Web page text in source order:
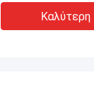
Καλύτερη